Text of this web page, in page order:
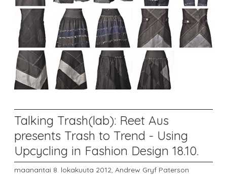
Talking Trash(lab): Reet Aus
presents Trash to Trend - Using
Upcycling in Fashion Design 18.10.
maanantai 8. lokakuuta 2012, Andrew Gryf Paterson